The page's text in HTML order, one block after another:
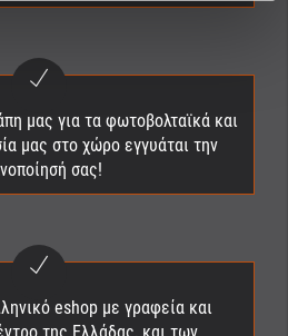
μας για τα φωτοβολταϊκά και
μας στο χώρο εγγυάται την
σας!
eshop με γραφεία και